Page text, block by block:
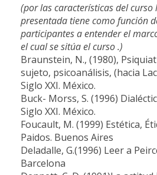
(por las características del
presentada tiene como función
participantes a entender el
el cual se sitúa el curso .)
Braunstein, N., (1980),
sujeto, psicoanálisis, (hacia
Siglo XXI. México.
Buck- Morss, S. (1996)
Siglo XXI. México.
Foucault, M. (1999) Estética,
Paidos. Buenos Aires
Deladalle, G.(1996) Leer a
Barcelona